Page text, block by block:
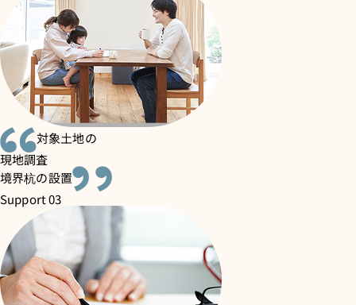
対象土地の
現地調査
境界杭の設置
Support 03